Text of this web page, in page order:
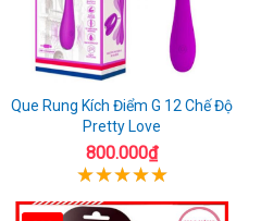
Que Rung Kích Điểm G 12 Chế Độ
Pretty Love
800.000₫